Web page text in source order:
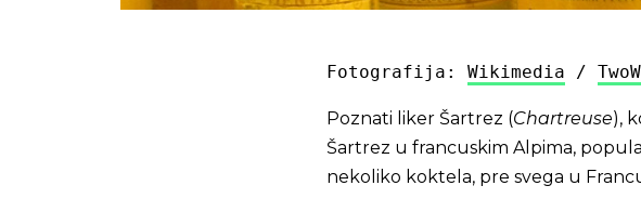
Fotografija: Wikimedia /
Poznati liker Šartrez (Chartreuse),
Šartrez u francuskim Alpima,
nekoliko koktela, pre svega u